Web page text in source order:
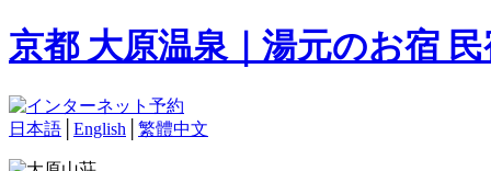
京都 大原温泉｜湯元のお宿
日本語 English 繁體中文